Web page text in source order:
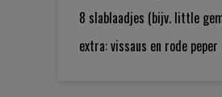
8 slablaadjes (bijv. little
extra:vissaus en rode